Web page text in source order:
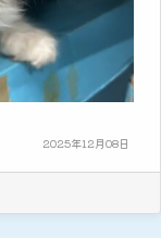
2025年12月08日